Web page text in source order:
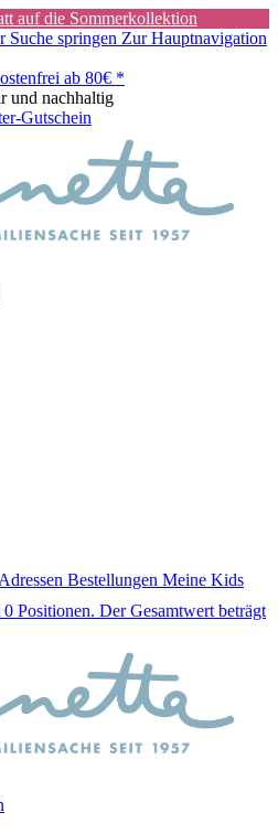
auf die Sommerkollektion
Suche springen Zur Hauptnavigation
ab 80€ *
und nachhaltig
Gutschein
Adressen Bestellungen Meine Kids
Positionen. Der Gesamtwert beträgt